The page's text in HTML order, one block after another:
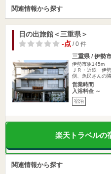
関連情報から探す
日の出旅館＜三重県＞
-点/ 0 件
三重県 / 伊勢
伊勢市駅145m
ＪＲ・近鉄 伊
側、魚民さんの
営業時間
入浴料金 ～
宿泊
楽天トラベルの
関連情報から探す